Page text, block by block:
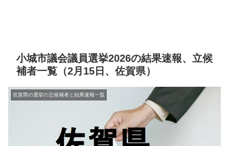
小城市議会議員選挙2026の結果速報、立候
補者一覧（2月15日、佐賀県）
佐賀県の選挙の立候補者と結果速報一覧